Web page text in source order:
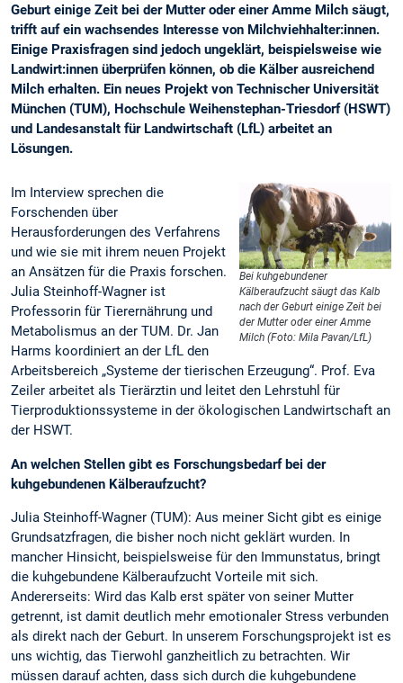
Geburt einige Zeit bei der Mutter oder einer Amme Milch säugt,
trifft auf ein wachsendes Interesse von Milchviehhalter:innen.
Einige Praxisfragen sind jedoch ungeklärt, beispielsweise wie
Landwirt:innen überprüfen können, ob die Kälber ausreichend
Milch erhalten. Ein neues Projekt von Technischer Universität
München (TUM), Hochschule Weihenstephan-Triesdorf (HSWT)
und Landesanstalt für Landwirtschaft (LfL) arbeitet an
Lösungen.
Bei kuhgebundener
Kälberaufzucht säugt das Kalb
nach der Geburt einige Zeit bei
der Mutter oder einer Amme
Milch (Foto: Mila Pavan/LfL)
Im Interview sprechen die
Forschenden über
Herausforderungen des Verfahrens
und wie sie mit ihrem neuen Projekt
an Ansätzen für die Praxis forschen.
Julia Steinhoff-Wagner ist
Professorin für Tierernährung und
Metabolismus an der TUM. Dr. Jan
Harms koordiniert an der LfL den
Arbeitsbereich „Systeme der tierischen Erzeugung“. Prof. Eva
Zeiler arbeitet als Tierärztin und leitet den Lehrstuhl für
Tierproduktionssysteme in der ökologischen Landwirtschaft an
der HSWT.
An welchen Stellen gibt es Forschungsbedarf bei der
kuhgebundenen Kälberaufzucht?
Julia Steinhoff-Wagner (TUM): Aus meiner Sicht gibt es einige
Grundsatzfragen, die bisher noch nicht geklärt wurden. In
mancher Hinsicht, beispielsweise für den Immunstatus, bringt
die kuhgebundene Kälberaufzucht Vorteile mit sich.
Andererseits: Wird das Kalb erst später von seiner Mutter
getrennt, ist damit deutlich mehr emotionaler Stress verbunden
als direkt nach der Geburt. In unserem Forschungsprojekt ist es
uns wichtig, das Tierwohl ganzheitlich zu betrachten. Wir
müssen darauf achten, dass sich durch die kuhgebundene